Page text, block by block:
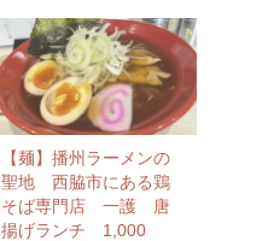
【麺】播州ラーメンの
聖地 西脇市にある鶏
そば専門店 一護 唐
揚げランチ 1,000